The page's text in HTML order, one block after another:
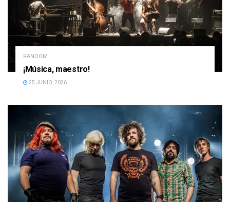
RANDOM
¡Música, maestro!
25 JUNIO, 2026